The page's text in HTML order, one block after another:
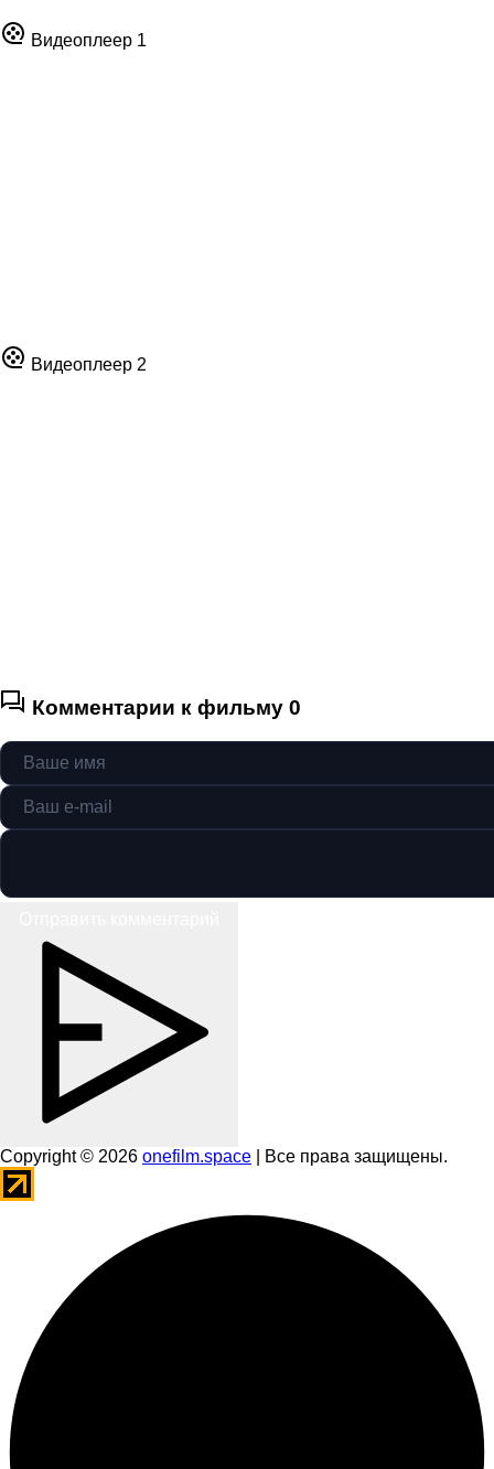
Видеоплеер 1
Видеоплеер 2
Комментарии к фильму 0
Copyright © 2026 onefilm.space | Все права защищены.